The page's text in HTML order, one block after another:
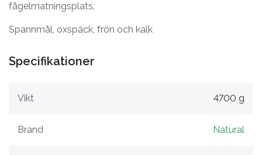
fågelmatningsplats.
Spannmål, oxspäck, frön och kalk
Specifikationer
Vikt 4700 g
Brand Natural